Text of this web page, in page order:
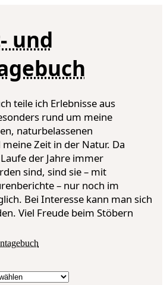
und
teile ich Erlebnisse aus
rund um meine
naturbelassenen
Zeit in der Natur. Da
der Jahre immer
sind, sind sie – mit
– nur noch im
Bei Interesse kann man sich
Viel Freude beim Stöbern